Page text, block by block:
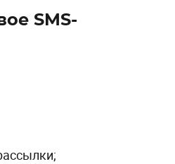
SMS-